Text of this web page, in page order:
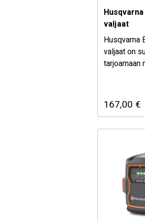
valjaat
Husqvarna
valjaat on
tarjoamaan
ja
Kestävät
parantavat
portaaton
metsä- ja
valinta
167,00 €